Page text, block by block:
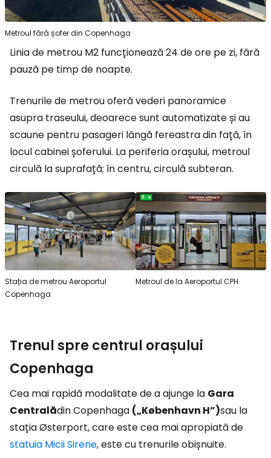
Metroul fără șofer din Copenhaga
Linia de metrou M2 funcționează 24 de ore pe zi, fără
pauză pe timp de noapte.
Trenurile de metrou oferă vederi panoramice
asupra traseului, deoarece sunt automatizate și au
scaune pentru pasageri lângă fereastra din față, în
locul cabinei șoferului. La periferia orașului, metroul
circulă la suprafață; în centru, circulă subteran.
Stația de metrou Aeroportul
Copenhaga
Metroul de la Aeroportul CPH
Trenul spre centrul orașului
Copenhaga
Cea mai rapidă modalitate de a ajunge la Gara
Centralădin Copenhaga („København H”)sau la
stația Østerport, care este cea mai apropiată de
statuia Micii Sirene, este cu trenurile obișnuite.